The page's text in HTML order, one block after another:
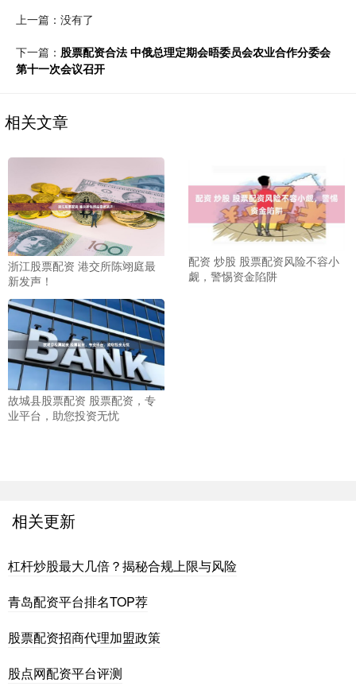
上一篇：没有了
下一篇： 股票配资合法 中俄总理定期会晤委员会农业合作分委会
第十一次会议召开
相关文章
浙江股票配资 港交所陈翊庭最
新发声！
配资 炒股 股票配资风险不容小
觑，警惕资金陷阱
故城县股票配资 股票配资，专
业平台，助您投资无忧
相关更新
杠杆炒股最大几倍？揭秘合规上限与风险
青岛配资平台排名TOP荐
股票配资招商代理加盟政策
股点网配资平台评测